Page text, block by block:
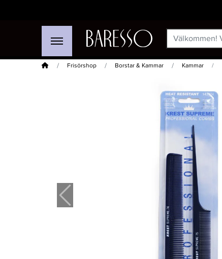
Hem Frisörshop Borstar & Kammar Kammar